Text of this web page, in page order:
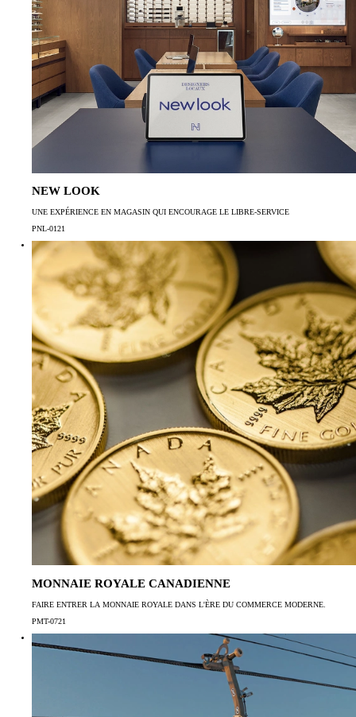
NEW LOOK
UNE EXPÉRIENCE EN MAGASIN QUI ENCOURAGE LE LIBRE-SERVICE
PNL-0121
MONNAIE ROYALE CANADIENNE
FAIRE ENTRER LA MONNAIE ROYALE DANS L'ÈRE DU COMMERCE MODERNE.
PMT-0721